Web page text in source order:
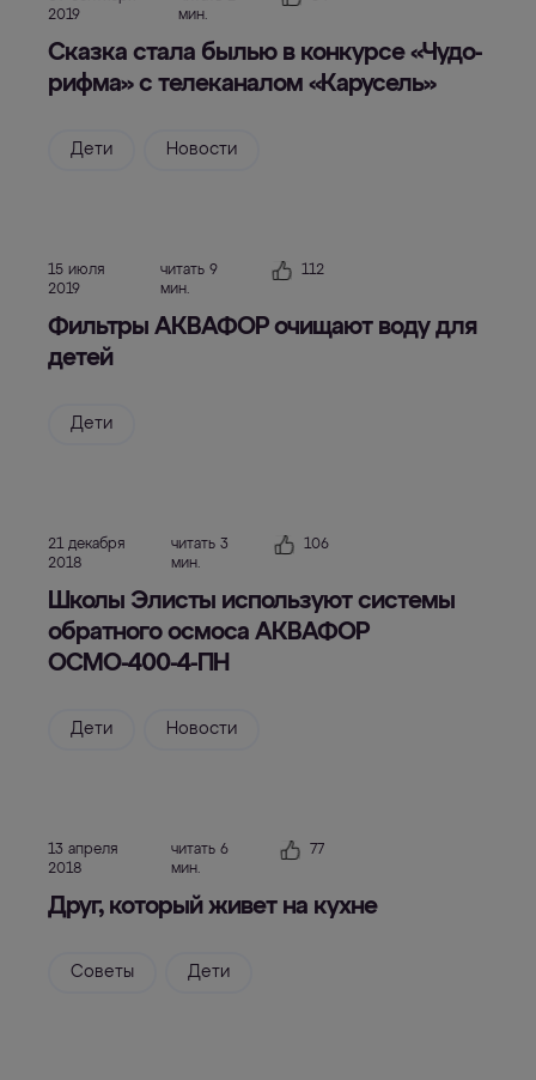
2019
мин.
Сказка стала былью в конкурсе «Чудо-
рифма» с телеканалом «Карусель»
Дети Новости
15 июля
2019
читать 9
мин.
112
Фильтры АКВАФОР очищают воду для
детей
Дети
21 декабря
2018
читать 3
мин.
106
Школы Элисты используют системы
обратного осмоса АКВАФОР
ОСМО-400-4-ПН
Дети Новости
13 апреля
2018
читать 6
мин.
77
Друг, который живет на кухне
Советы Дети